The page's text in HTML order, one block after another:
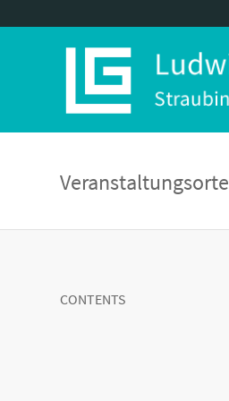
Veranstaltungsorte
CONTENTS